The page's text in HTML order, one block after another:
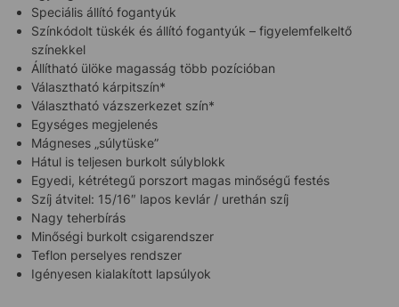
Speciális állító fogantyúk
Színkódolt tüskék és állító fogantyúk – figyelemfelkeltő
színekkel
Állítható ülöke magasság több pozícióban
Választható kárpitszín*
Választható vázszerkezet szín*
Egységes megjelenés
Mágneses „súlytüske”
Hátul is teljesen burkolt súlyblokk
Egyedi, kétrétegű porszort magas minőségű festés
Szíj átvitel: 15/16″ lapos kevlár / urethán szíj
Nagy teherbírás
Minőségi burkolt csigarendszer
Teflon perselyes rendszer
Igényesen kialakított lapsúlyok